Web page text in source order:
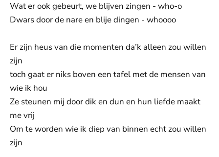
Wat er ook gebeurt, we blijven zingen - who-o
Dwars door de nare en blije dingen - whoooo
Er zijn heus van die momenten da’k alleen zou willen
zijn
toch gaat er niks boven een tafel met de mensen van
wie ik hou
Ze steunen mij door dik en dun en hun liefde maakt
me vrij
Om te worden wie ik diep van binnen echt zou willen
zijn